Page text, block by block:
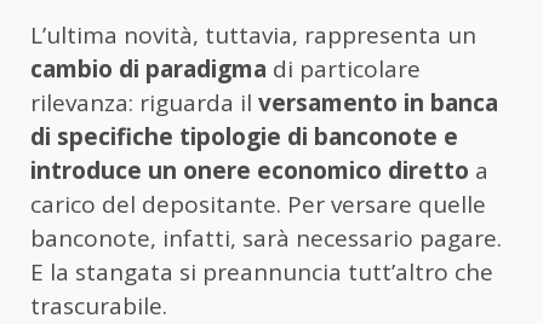
L’ultima novità, tuttavia, rappresenta un
cambio di paradigma di particolare
rilevanza: riguarda il versamento in banca
di specifiche tipologie di banconote e
introduce un onere economico diretto a
carico del depositante. Per versare quelle
banconote, infatti, sarà necessario pagare.
E la stangata si preannuncia tutt’altro che
trascurabile.